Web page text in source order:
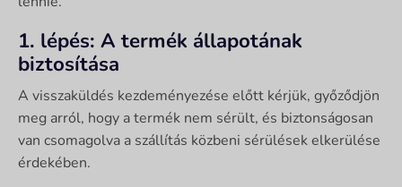
1. lépés: A termék állapotának
biztosítása
A visszaküldés kezdeményezése előtt kérjük, győződjön
meg arról, hogy a termék nem sérült, és biztonságosan
van csomagolva a szállítás közbeni sérülések elkerülése
érdekében.